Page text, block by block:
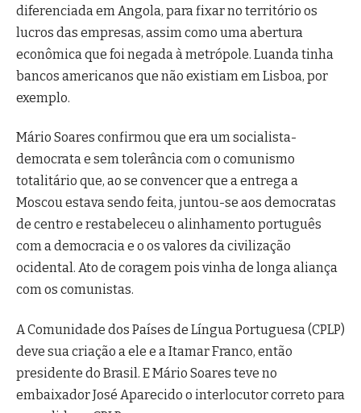
diferenciada em Angola, para fixar no território os
lucros das empresas, assim como uma abertura
econômica que foi negada à metrópole. Luanda tinha
bancos americanos que não existiam em Lisboa, por
exemplo.
Mário Soares confirmou que era um socialista-
democrata e sem tolerância com o comunismo
totalitário que, ao se convencer que a entrega a
Moscou estava sendo feita, juntou-se aos democratas
de centro e restabeleceu o alinhamento português
com a democracia e o os valores da civilização
ocidental. Ato de coragem pois vinha de longa aliança
com os comunistas.
A Comunidade dos Países de Língua Portuguesa (CPLP)
deve sua criação a ele e a Itamar Franco, então
presidente do Brasil. E Mário Soares teve no
embaixador José Aparecido o interlocutor correto para